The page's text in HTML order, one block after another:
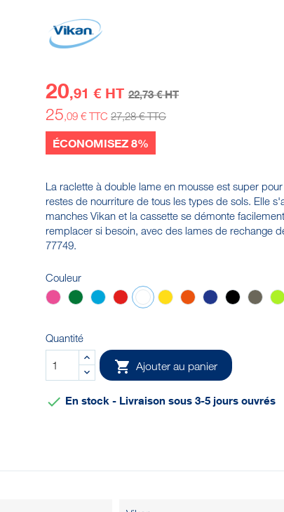
20,91 € HT 22,73 € HT
25,09 € TTC 27,28 € TTC
ÉCONOMISEZ 8%
La raclette à double lame en mousse est super
restes de nourriture de tous les types de sols. Elle
manches Vikan et la cassette se démonte
remplacer si besoin, avec des lames de rechange
77749.
Couleur
Quantité
 Ajouter au panier
 En stock - Livraison sous 3-5 jours ouvrés